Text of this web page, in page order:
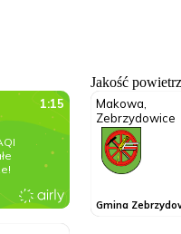
Jakość